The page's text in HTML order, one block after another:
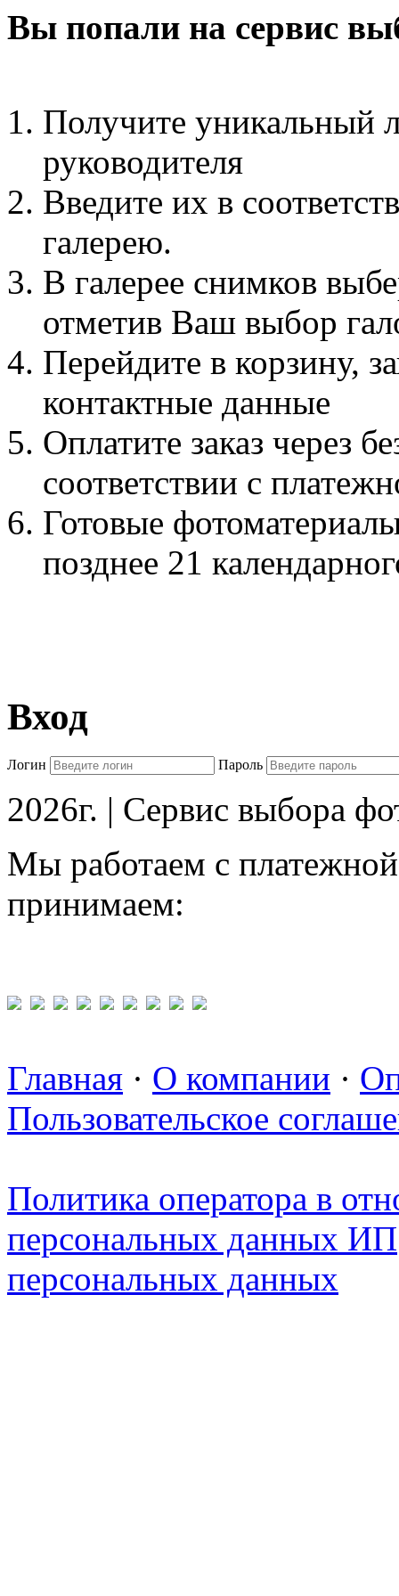
Вы попали на сервис
Получите уникальный
руководителя
Введите их в
галерею.
В галерее снимков
отметив Ваш выбор
Перейдите в корзину,
контактные данные
Оплатите заказ через
соответствии с
Готовые
позднее 21
Вход
Логин Пароль
2026г. | Сервис выбора
Мы работаем с
принимаем:
Главная · О компании ·
Пользовательское
Политика оператора в
персональных данных ИП
персональных данных